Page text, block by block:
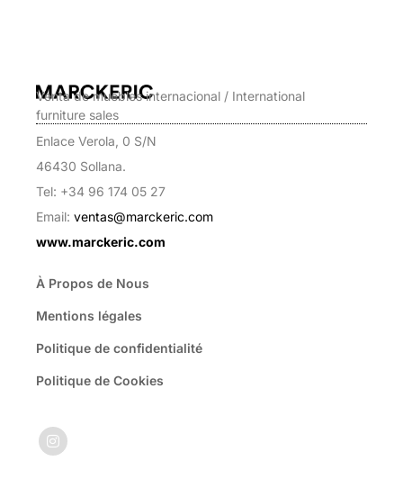
Venta de muebles internacional / International
furniture sales
Enlace Verola, 0 S/N
46430 Sollana.
Tel: +34 96 174 05 27
Email: ventas@marckeric.com
www.marckeric.com
À Propos de Nous
Mentions légales
Politique de confidentialité
Politique de Cookies